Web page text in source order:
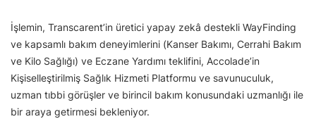
İşlemin, Transcarent’in üretici yapay zekâ destekli WayFinding
ve kapsamlı bakım deneyimlerini (Kanser Bakımı, Cerrahi Bakım
ve Kilo Sağlığı) ve Eczane Yardımı teklifini, Accolade’in
Kişiselleştirilmiş Sağlık Hizmeti Platformu ve savunuculuk,
uzman tıbbi görüşler ve birincil bakım konusundaki uzmanlığı ile
bir araya getirmesi bekleniyor.